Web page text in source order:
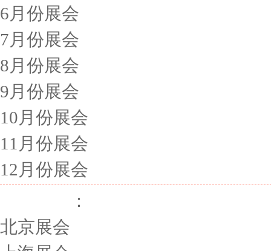
6月份展会
7月份展会
8月份展会
9月份展会
10月份展会
11月份展会
12月份展会
：
北京展会